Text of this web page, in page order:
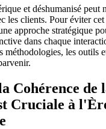
et déshumanisé peut
les clients. Pour éviter
approche stratégique
dans chaque
méthodologies, les outils
Cohérence de
Cruciale à